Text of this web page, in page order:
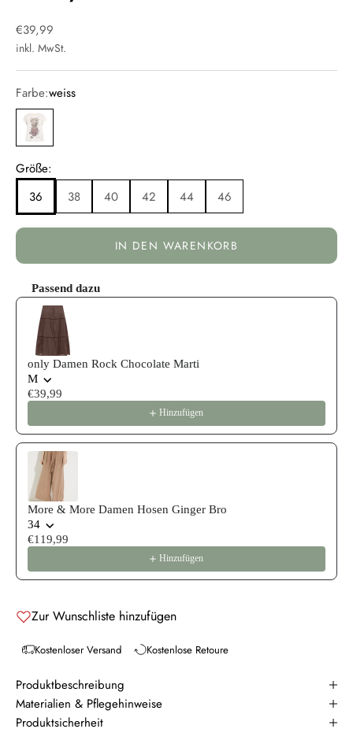
Angebot
€39,99
inkl. MwSt.
Farbe:weiss
weiss
Größe:
36
38 40 42 44 46
IN DEN WARENKORB
Passend dazu
Use the Previous and Next buttons to navigate through product
only Damen Rock Chocolate Marti
M
€39,99
Hinzufügen
More & More Damen Hosen Ginger Bro
34
€119,99
Hinzufügen
Zur Wunschliste hinzufügen
Kostenloser Versand Kostenlose Retoure
Produktbeschreibung
Materialien & Pflegehinweise
Produktsicherheit